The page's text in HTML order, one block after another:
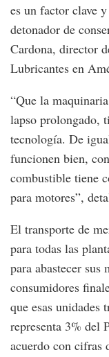
es un factor clave
detonador de
Cardona, director
Lubricantes en
“Que la
lapso prolongado,
tecnología. De
funcionen bien,
combustible tiene
para motores”,
El transporte de
para todas las
para abastecer sus
consumidores
que esas unidades
representa 3% del
acuerdo con cifras